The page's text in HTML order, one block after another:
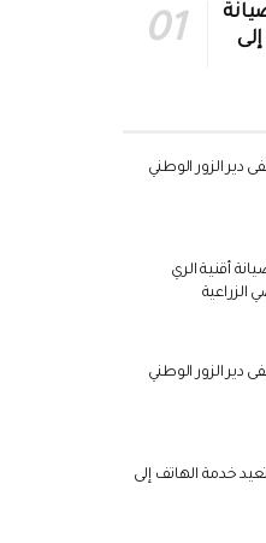
الزور الوطني
أقنية الري
الزراعية
الزور الوطني
تعيد خدمة الهاتف إلى